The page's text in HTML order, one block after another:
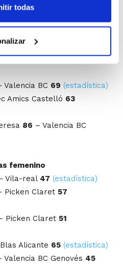
todas
51– Valencia BC
56– Meridiano Lucentum ST
Valencia BC 69 (estadística)
Amics Castelló 63
86 – Valencia BC
femenino
Vila-real 47 (estadística)
Picken Claret 57
Picken Claret 51
Alicante 65 (estadística)
Valencia BC Genovés 45